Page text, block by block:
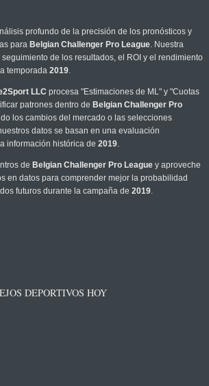
profundo de la precisión de los pronósticos y
para Belgian Challenger Pro League. Nuestra
de los resultados, el ROI y el rendimiento
temporada 2019.
LLC procesa "Estimaciones de ML" y "Cuotas
patrones dentro de Belgian Challenger Pro
los cambios del mercado o las selecciones
datos se basan en una evaluación
información histórica de 2019.
de Belgian Challenger Pro Leaguey aproveche
en datos para comprender mejor la probabilidad
futuros durante la campaña de 2019.
DEPORTIVOS HOY